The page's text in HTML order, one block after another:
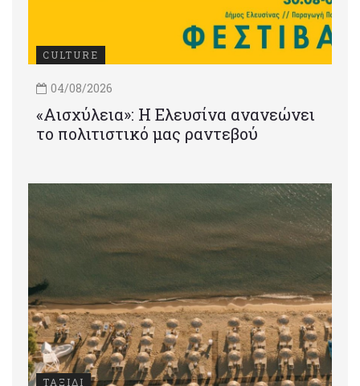
CULTURE
04/08/2026
«Αισχύλεια»: Η Ελευσίνα ανανεώνει
το πολιτιστικό μας ραντεβού
ΤΑΞΙΔΙ